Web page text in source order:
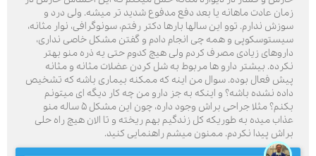
زمان عادت ماهانه یا بعد دفع مدفوع شدید تر میشه. ولی درد و
سوزش ندارم. توو این سالها بارها دکتر رفتم، سونوگرافی، نوار مثانه،
سیستوسکوپی و همه چی انجام دادم و گفتن مشکل خاصی نداری،
داروهای زیادی مصرف کردم ولی هیچ کدوم حتی یه ذره منو بهتر
نکرده. بیشتر دارو ها مربوط به شل کردن عضلات مثانه و مثانه
پیش فعال بوده. سوال من اینه که ممکنه بیماری باشه که تشخیص
داده نشده باشه؟ و اینکه به جز دارو من چه کار دیگه ای میتونم
بکنم؟ مثلا جراحی براش وجود داره، چون این مشکل ۵ ساله منو
عذاب میده به طوریکه کل زندگیم بهم ریخته و تا الان هیچ راه حلی
براش پیدا نکردم. ممنون میشم راهنمایی کنید.